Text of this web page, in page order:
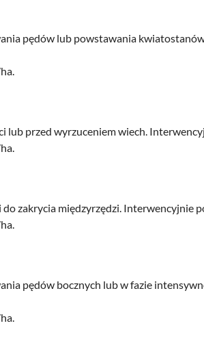
pędów lub powstawania
lub przed wyrzuceniem wiech.
do zakrycia międzyrzędzi. Interwencyjnie
pędów bocznych lub w fazie